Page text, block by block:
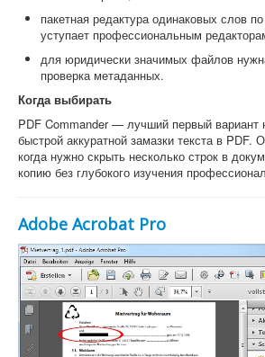
пакетная редактура одинаковых слов
уступает профессиональным
для юридически значимых файлов
проверка метаданных.
Когда выбирать
PDF Commander — лучший первый вариант
быстрой аккуратной замазки текста в PDF.
когда нужно скрыть несколько строк в
копию без глубокого изучения
Adobe Acrobat Pro